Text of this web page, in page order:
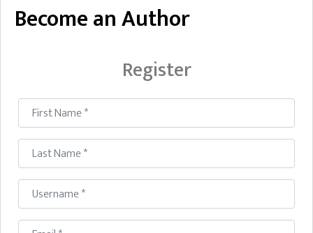
Become an Author
Register
First Name*
Last Name*
Username*
Email*